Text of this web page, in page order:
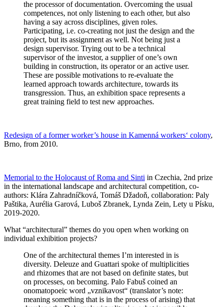
the processor of documentation. Overcoming the usual
competences, not only listening to each other, but also
having a say across disciplines, given roles.
Participating, i.e. co-creating not just the design and the
project, but its assignment as well. Not being just a
design supervisor. Trying out to be a technical
supervisor of the investor, a supplier of one’s own
building in construction, its operator or an active user.
These are possible motivations to re-evaluate the
learned approach towards architecture, towards its
transgression. Thus, an exhibition space represents a
great training field to test new approaches.
Redesign of a former worker’s house in Kamenná workers‘ colony,
Brno, from 2010.
Memorial to the Holocaust of Roma and Sinti in Czechia, 2nd prize
in the international landscape and architectural competition, co-
authors: Klára Zahradníčková, Tomáš Džadoň, collaboration: Paly
Paštika, Aurélia Garová, Luboš Zbranek, Lynda Zein, Lety u Písku,
2019-2020.
What “architectural” themes do you open when working on
individual exhibition projects?
One of the architectural themes I’m interested in is
diversity. Deleuze and Guattari spoke of multiplicities
and rhizomes that are not based on definite states, but
on processes, on becoming. Palo Fabuš coined an
onomatopoeic word „vznikavost“ (translator’s note:
meaning something that is in the process of arising) that